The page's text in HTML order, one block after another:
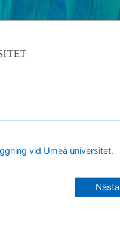
vid Umeå universitet.
Nästa